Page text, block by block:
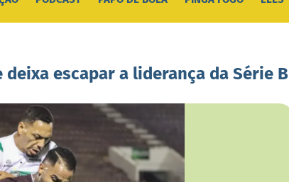
escapar a liderança da Série B